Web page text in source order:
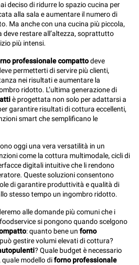
deciso di ridurre lo spazio cucina per
alla sala e aumentare il numero di
Ma anche con una cucina più piccola,
restare all’altezza, soprattutto
più intensi.
professionale compattodeve
permetterti di servire più clienti,
nei risultati e aumentare la
ridotto. L’ultima generazione di
è progettata non solo per adattarsi a
garantire risultati di cottura eccellenti,
smart che semplificano le
oggi una vera versatilità in un
come la cottura multimodale, cicli di
digitali intuitive che li rendono
Queste soluzioni consentono
di garantire produttività e qualità di
stesso tempo un ingombro ridotto.
alle domande più comuni che i
si pongono quando scelgono
: quanto bene un forno
può gestire volumi elevati di cottura?
? Quale budget è necessario
modello diforno professionale